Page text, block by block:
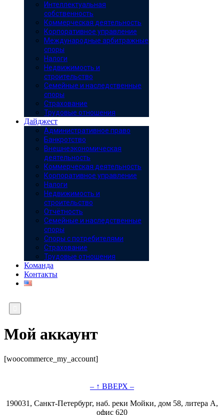
Интеллектуальная
собственность
Коммерческая деятельность
Корпоративное управление
Международные арбитражные
споры
Налоги
Недвижимость и
строительство
Семейные и наследственные
споры
Страхование
Трудовые отношения
Дайджест
Административное право
Банкротство
Внешнеэкономическая
деятельность
Коммерческая деятельность
Корпоративное управление
Налоги
Недвижимость и
строительство
Отчётность
Семейные и наследственные
споры
Споры с потребителями
Страхование
Трудовые отношения
Команда
Контакты
Мой аккаунт
[woocommerce_my_account]
– ↑ ВВЕРХ –
190031, Санкт-Петербург, наб. реки Мойки, дом 58, литера А,
офис 620